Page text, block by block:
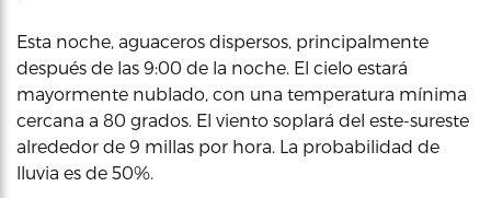
Esta noche, aguaceros dispersos, principalmente
después de las 9:00 de la noche. El cielo estará
mayormente nublado, con una temperatura mínima
cercana a 80 grados. El viento soplará del este-sureste
alrededor de 9 millas por hora. La probabilidad de
lluvia es de 50%.